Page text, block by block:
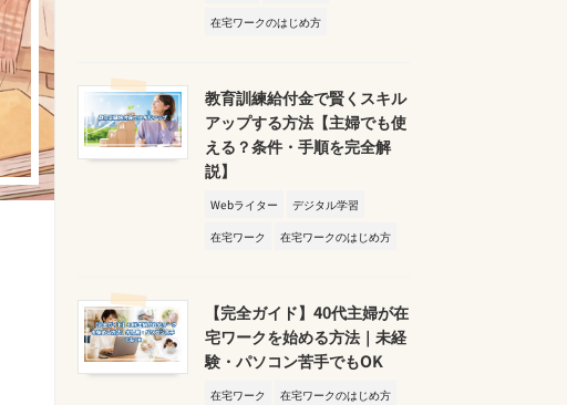
在宅ワークのはじめ方
教育訓練給付金で賢くスキル
アップする方法【主婦でも使
える？条件・手順を完全解
説】
Webライター
デジタル学習
在宅ワーク
在宅ワークのはじめ方
【完全ガイド】40代主婦が在
宅ワークを始める方法｜未経
験・パソコン苦手でもOK
在宅ワーク 在宅ワークのはじめ方